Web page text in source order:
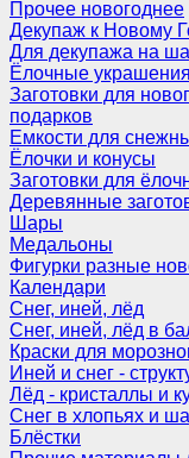
Прочее новогоднее
Декупаж к Новому
Для декупажа на
Ёлочные украшения
Заготовки для
подарков
Емкости для
Ёлочки и конусы
Заготовки для
Деревянные
Шары
Медальоны
Фигурки разные
Календари
Снег, иней, лёд
Снег, иней, лёд в
Краски для
Иней и снег -
Лёд - кристаллы и
Снег в хлопьях и
Блёстки